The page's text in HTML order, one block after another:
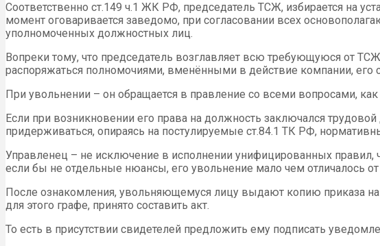
Соответственно ст.149 ч.1 ЖК РФ, председатель ТСЖ, избирается на
момент оговаривается заведомо, при согласовании всех
уполномоченных должностных лиц.
Вопреки тому, что председатель возглавляет всю требующуюся от
распоряжаться полномочиями, вменёнными в действие компании, его
При увольнении – он обращается в правление со всеми вопросами,
Если при возникновении его права на должность заключался
придерживаться, опираясь на постулируемые ст.84.1 ТК РФ,
Управленец – не исключение в исполнении унифицированных правил,
если бы не отдельные нюансы, его увольнение мало чем отличалось
После ознакомления, увольняющемуся лицу выдают копию приказа на
для этого графе, принято составить акт.
То есть в присутствии свидетелей предложить ему подписать